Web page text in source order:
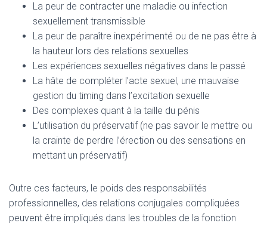
La peur de contracter une maladie ou infection
sexuellement transmissible
La peur de paraître inexpérimenté ou de ne pas être à
la hauteur lors des relations sexuelles
Les expériences sexuelles négatives dans le passé
La hâte de compléter l’acte sexuel, une mauvaise
gestion du timing dans l’excitation sexuelle
Des complexes quant à la taille du pénis
L’utilisation du préservatif (ne pas savoir le mettre ou
la crainte de perdre l’érection ou des sensations en
mettant un préservatif)
Outre ces facteurs, le poids des responsabilités
professionnelles, des relations conjugales compliquées
peuvent être impliqués dans les troubles de la fonction